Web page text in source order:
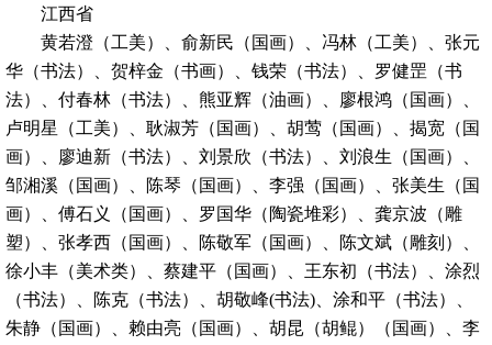
江西省
黄若澄（工美）、俞新民（国画）、冯林（工美）、张元
华（书法）、贺梓金（书画）、钱荣（书法）、罗健罡（书
法）、付春林（书法）、熊亚辉（油画）、廖根鸿（国画）、
卢明星（工美）、耿淑芳（国画）、胡莺（国画）、揭宽（国
画）、廖迪新（书法）、刘景欣（书法）、刘浪生（国画）、
邹湘溪（国画）、陈琴（国画）、李强（国画）、张美生（国
画）、傅石义（国画）、罗国华（陶瓷堆彩）、龚京波（雕
塑）、张孝西（国画）、陈敬军（国画）、陈文斌（雕刻）、
徐小丰（美术类）、蔡建平（国画）、王东初（书法）、涂烈
（书法）、陈克（书法）、胡敬峰(书法)、涂和平（书法）、
朱静（国画）、赖由亮（国画）、胡昆（胡鲲）（国画）、李